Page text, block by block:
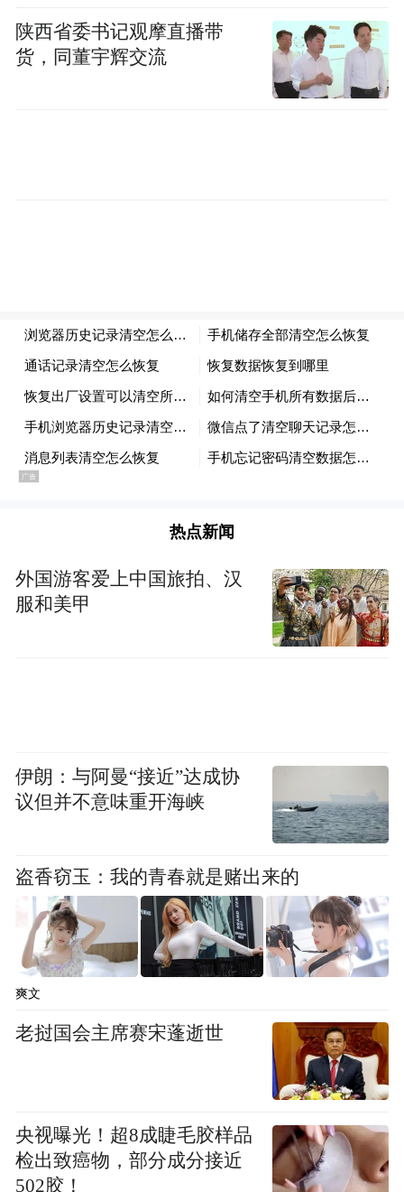
space services.”
陕西省委书记观摩直播带
货，同董宇辉交流
热点新闻
外国游客爱上中国旅拍、汉
服和美甲
伊朗：与阿曼“接近”达成协
议但并不意味重开海峡
盗香窃玉：我的青春就是赌出来的
爽文
老挝国会主席赛宋蓬逝世
央视曝光！超8成睫毛胶样品
检出致癌物，部分成分接近
502胶！